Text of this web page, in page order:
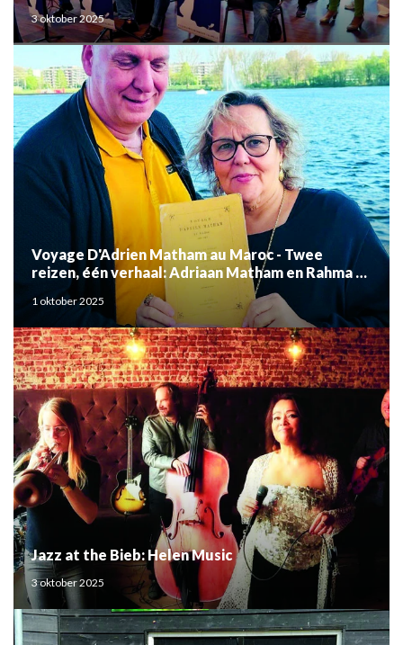
3 oktober 2025
Voyage D'Adrien Matham au Maroc - Twee
reizen, één verhaal: Adriaan Matham en Rahma el
Mouden
1 oktober 2025
Jazz at the Bieb: Helen Music
3 oktober 2025